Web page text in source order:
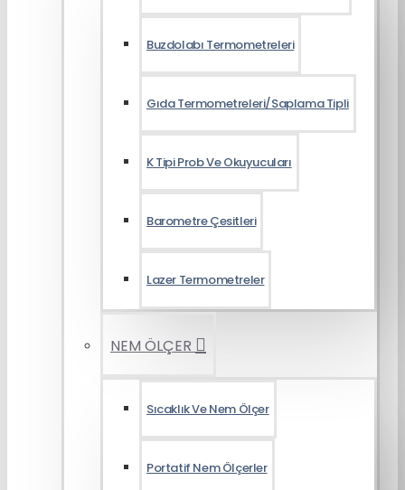
Buzdolabı Termometreleri
Gıda Termometreleri/Saplama Tipli
K Tipi Prob Ve Okuyucuları
Barometre Çesitleri
Lazer Termometreler
NEM ÖLÇER
Sıcaklık Ve Nem Ölçer
Portatif Nem Ölçerler